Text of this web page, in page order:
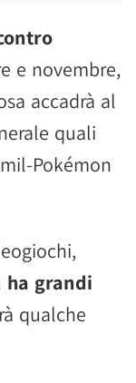
e novembre,
accadrà al
quali
Pokémon
ha grandi
qualche